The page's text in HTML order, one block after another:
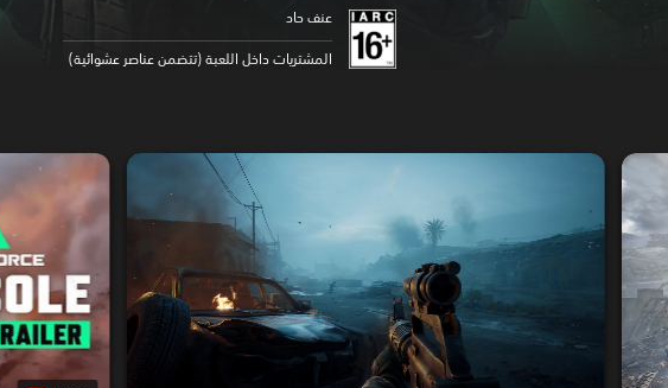
عنف حاد
المشتريات داخل اللعبة (تتضمن عناصر عشوائية)